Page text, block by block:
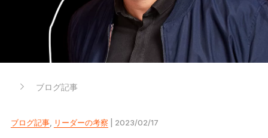
暗号資産保護の新常識へ
Ledger Nano
Gen5
お気に入りのスタイルで
バックアップで万が一の事態に備える
ブログ記事
ブログ記事, リーダーの考察 | 2023/02/17